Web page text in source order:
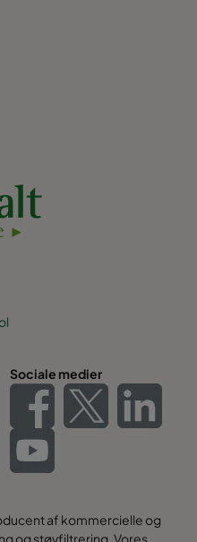
Sociale medier
af kommercielle og
og støvfiltrering. Vores